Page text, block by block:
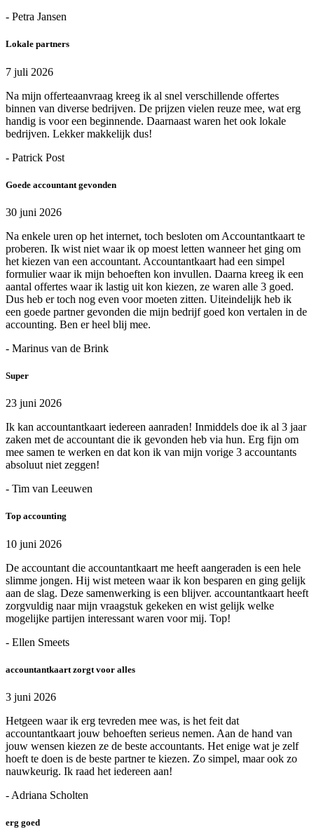
- Petra Jansen
Lokale partners
7 juli 2026
Na mijn offerteaanvraag kreeg ik al snel verschillende offertes
binnen van diverse bedrijven. De prijzen vielen reuze mee, wat erg
handig is voor een beginnende. Daarnaast waren het ook lokale
bedrijven. Lekker makkelijk dus!
- Patrick Post
Goede accountant gevonden
30 juni 2026
Na enkele uren op het internet, toch besloten om Accountantkaart te
proberen. Ik wist niet waar ik op moest letten wanneer het ging om
het kiezen van een accountant. Accountantkaart had een simpel
formulier waar ik mijn behoeften kon invullen. Daarna kreeg ik een
aantal offertes waar ik lastig uit kon kiezen, ze waren alle 3 goed.
Dus heb er toch nog even voor moeten zitten. Uiteindelijk heb ik
een goede partner gevonden die mijn bedrijf goed kon vertalen in de
accounting. Ben er heel blij mee.
- Marinus van de Brink
Super
23 juni 2026
Ik kan accountantkaart iedereen aanraden! Inmiddels doe ik al 3 jaar
zaken met de accountant die ik gevonden heb via hun. Erg fijn om
mee samen te werken en dat kon ik van mijn vorige 3 accountants
absoluut niet zeggen!
- Tim van Leeuwen
Top accounting
10 juni 2026
De accountant die accountantkaart me heeft aangeraden is een hele
slimme jongen. Hij wist meteen waar ik kon besparen en ging gelijk
aan de slag. Deze samenwerking is een blijver. accountantkaart heeft
zorgvuldig naar mijn vraagstuk gekeken en wist gelijk welke
mogelijke partijen interessant waren voor mij. Top!
- Ellen Smeets
accountantkaart zorgt voor alles
3 juni 2026
Hetgeen waar ik erg tevreden mee was, is het feit dat
accountantkaart jouw behoeften serieus nemen. Aan de hand van
jouw wensen kiezen ze de beste accountants. Het enige wat je zelf
hoeft te doen is de beste partner te kiezen. Zo simpel, maar ook zo
nauwkeurig. Ik raad het iedereen aan!
- Adriana Scholten
erg goed